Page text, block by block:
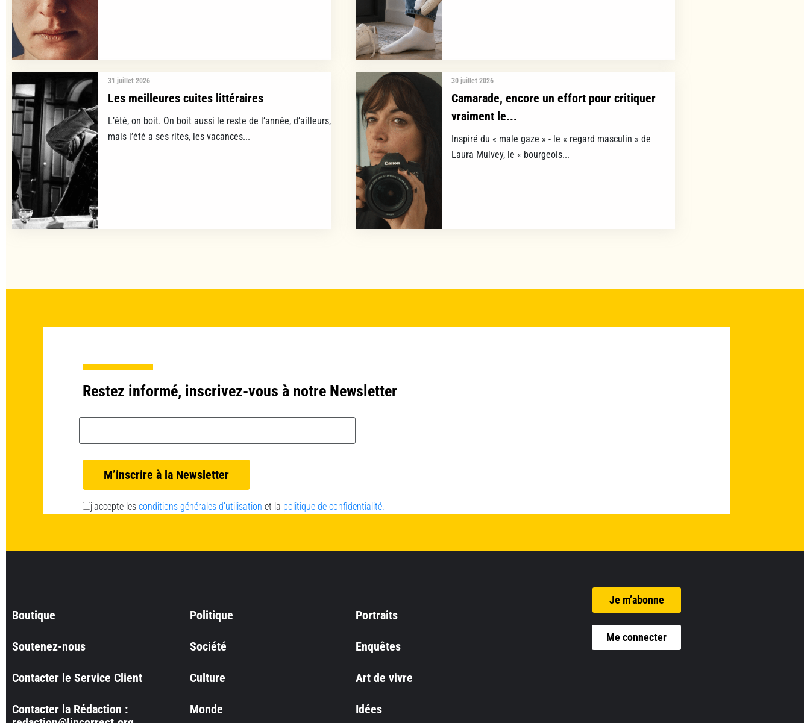
31 juillet 2026
Les meilleures cuites littéraires
L’été, on boit. On boit aussi le reste de l’année, d’ailleurs,
mais l’été a ses rites, les vacances...
30 juillet 2026
Camarade, encore un effort pour critiquer
vraiment le...
Inspiré du « male gaze » - le « regard masculin » de
Laura Mulvey, le « bourgeois...
Restez informé, inscrivez-vous à notre Newsletter
j’accepte les conditions générales d’utilisation et la politique de confidentialité.
Boutique
Soutenez-nous
Contacter le Service Client
Contacter la Rédaction :
Politique
Société
Culture
Monde
Portraits
Enquêtes
Art de vivre
Idées
Je m’abonne
Me connecter